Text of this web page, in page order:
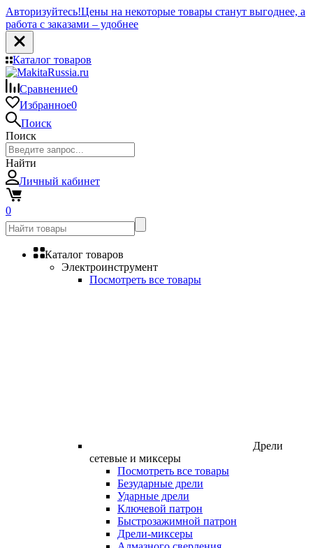
Авторизуйтесь!Цены на некоторые товары станут выгоднее, а
работа с заказами – удобнее
Каталог товаров
Сравнение0
Избранное0
Поиск
Поиск
Найти
Личный кабинет
0
Каталог товаров
Электроинструмент
Посмотреть все товары
Дрели
сетевые и миксеры
Посмотреть все товары
Безударные дрели
Ударные дрели
Ключевой патрон
Быстрозажимной патрон
Дрели-миксеры